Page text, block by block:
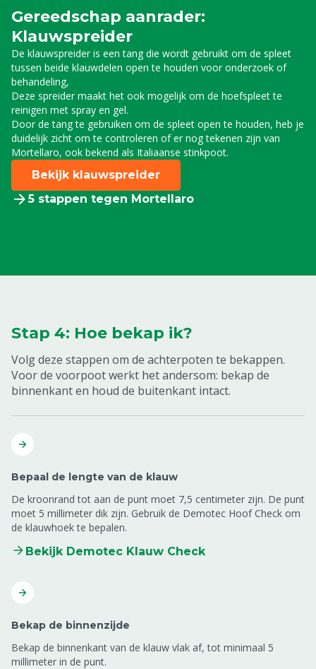
Gereedschap aanrader:
Klauwspreider
De klauwspreider is een tang die wordt gebruikt om de spleet
tussen beide klauwdelen open te houden voor onderzoek of
behandeling,
Deze spreider maakt het ook mogelijk om de hoefspleet te
reinigen met spray en gel.
Door de tang te gebruiken om de spleet open te houden, heb je
duidelijk zicht om te controleren of er nog tekenen zijn van
Mortellaro, ook bekend als Italiaanse stinkpoot.
Bekijk klauwspreider
5 stappen tegen Mortellaro
Stap 4: Hoe bekap ik?
Volg deze stappen om de achterpoten te bekappen.
Voor de voorpoot werkt het andersom: bekap de
binnenkant en houd de buitenkant intact.
Bepaal de lengte van de klauw
De kroonrand tot aan de punt moet 7,5 centimeter zijn. De punt
moet 5 millimeter dik zijn. Gebruik de Demotec Hoof Check om
de klauwhoek te bepalen.
Bekijk Demotec Klauw Check
Bekap de binnenzijde
Bekap de binnenkant van de klauw vlak af, tot minimaal 5
millimeter in de punt.